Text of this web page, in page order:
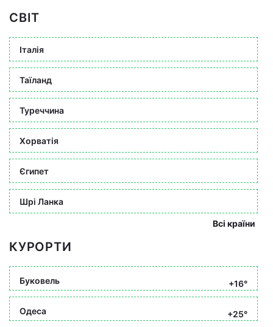
СВІТ
Італія
Таїланд
Туреччина
Хорватія
Єгипет
Шрі Ланка
Всі країни
КУРОРТИ
Буковель +16°
Одеса +25°